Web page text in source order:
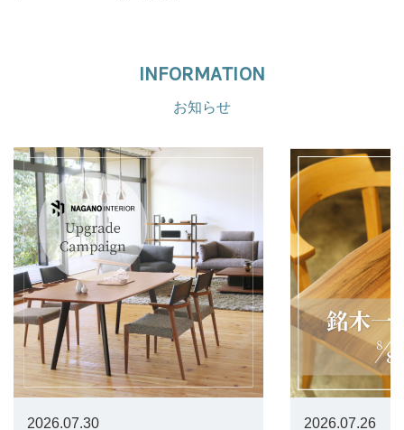
INFORMATION
お知らせ
2026.07.30
2026.07.26